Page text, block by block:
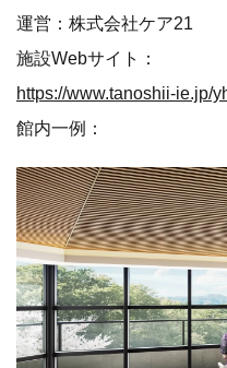
運営：株式会社ケア21
施設Webサイト：
https://www.tanoshii-ie.jp/
館内一例：